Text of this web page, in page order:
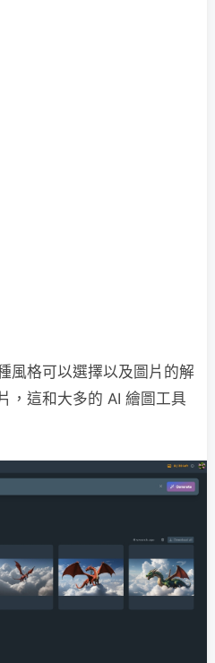
風格可以選擇以及圖片的解
，這和大多的 AI 繪圖工具